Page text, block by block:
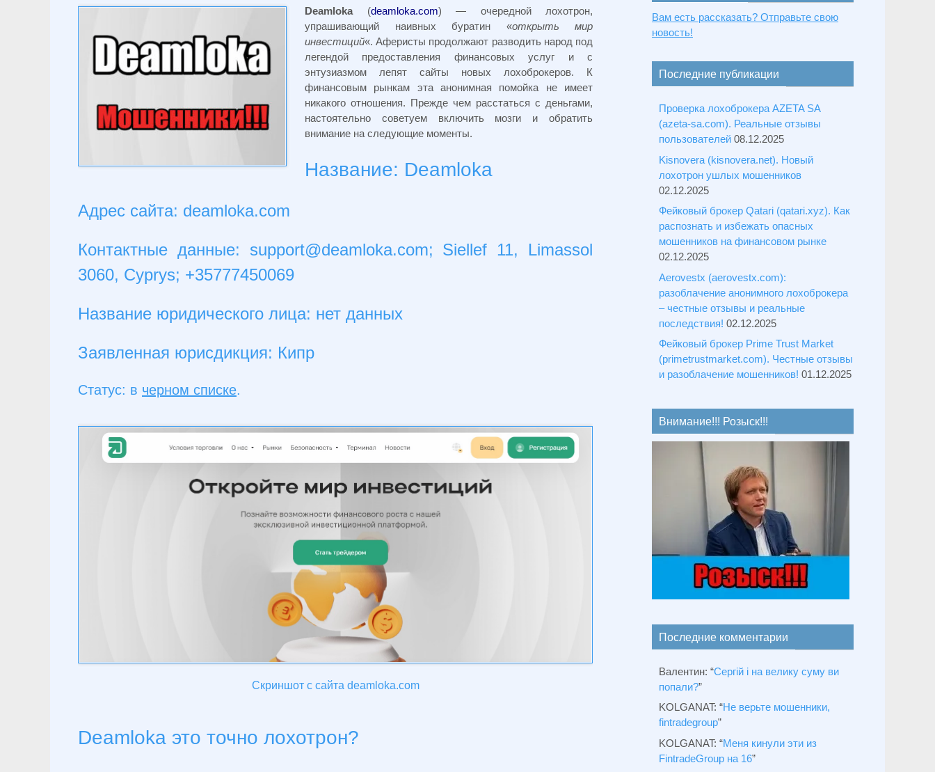
Deamloka(deamloka.com) — очередной лохотрон,
упрашивающий наивных буратин «открыть мир
инвестиций«. Аферисты продолжают разводить народ под
легендой предоставления финансовых услуг и с
энтузиазмом лепят сайты новых лохоброкеров. К
финансовым рынкам эта анонимная помойка не имеет
никакого отношения. Прежде чем расстаться с деньгами,
настоятельно советуем включить мозги и обратить
внимание на следующие моменты.
Название: Deamloka
Адрес сайта: deamloka.com
Контактные данные: support@deamloka.com; Siellef 11, Limassol
3060, Cyprys; +35777450069
Название юридического лица: нет данных
Заявленная юрисдикция: Кипр
Статус: в черном списке.
Скриншот с сайта deamloka.com
Deamloka это точно лохотрон?
Вам есть рассказать? Отправьте свою
новость!
Последние публикации
Проверка лохоброкера AZETA SA
(azeta-sa.com). Реальные отзывы
пользователей 08.12.2025
Kisnovera (kisnovera.net). Новый
лохотрон ушлых мошенников
02.12.2025
Фейковый брокер Qatari (qatari.xyz). Как
распознать и избежать опасных
мошенников на финансовом рынке
02.12.2025
Aerovestx (aerovestx.com):
разоблачение анонимного лохоброкера
– честные отзывы и реальные
последствия! 02.12.2025
Фейковый брокер Prime Trust Market
(primetrustmarket.com). Честные отзывы
и разоблачение мошенников! 01.12.2025
Внимание!!! Розыск!!!
Последние комментарии
Валентин: “Сергій і на велику суму ви
попали?”
KOLGANAT: “Не верьте мошенники,
fintradegroup”
KOLGANAT: “Меня кинули эти из
FintradeGroup на 16”